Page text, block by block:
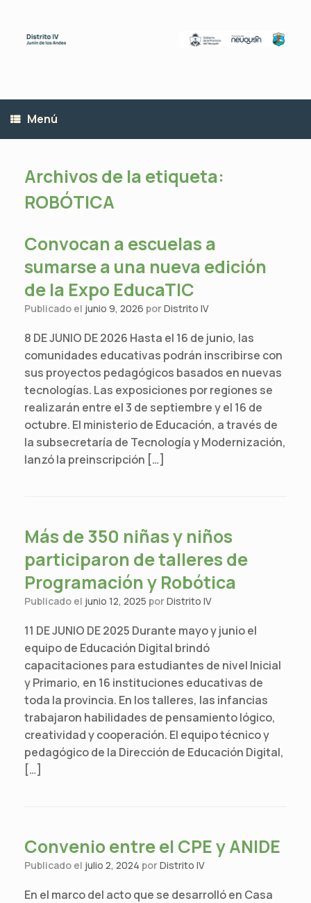
contenido
Menú
Archivos de la etiqueta:
ROBÓTICA
Convocan a escuelas a
sumarse a una nueva edición
de la Expo EducaTIC
Publicado el junio 9, 2026 porDistrito IV
8 DE JUNIO DE 2026 Hasta el 16 de junio, las
comunidades educativas podrán inscribirse con
sus proyectos pedagógicos basados en nuevas
tecnologías. Las exposiciones por regiones se
realizarán entre el 3 de septiembre y el 16 de
octubre. El ministerio de Educación, a través de
la subsecretaría de Tecnología y Modernización,
lanzó la preinscripción […]
Más de 350 niñas y niños
participaron de talleres de
Programación y Robótica
Publicado el junio 12, 2025 porDistrito IV
11 DE JUNIO DE 2025 Durante mayo y junio el
equipo de Educación Digital brindó
capacitaciones para estudiantes de nivel Inicial
y Primario, en 16 instituciones educativas de
toda la provincia. En los talleres, las infancias
trabajaron habilidades de pensamiento lógico,
creatividad y cooperación. El equipo técnico y
pedagógico de la Dirección de Educación Digital,
[…]
Convenio entre el CPE y ANIDE
Publicado el julio 2, 2024 porDistrito IV
En el marco del acto que se desarrolló en Casa